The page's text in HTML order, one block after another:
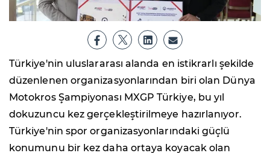
Türkiye'nin uluslararası alanda en istikrarlı şekilde
düzenlenen organizasyonlarından biri olan Dünya
Motokros Şampiyonası MXGP Türkiye, bu yıl
dokuzuncu kez gerçekleştirilmeye hazırlanıyor.
Türkiye'nin spor organizasyonlarındaki güçlü
konumunu bir kez daha ortaya koyacak olan